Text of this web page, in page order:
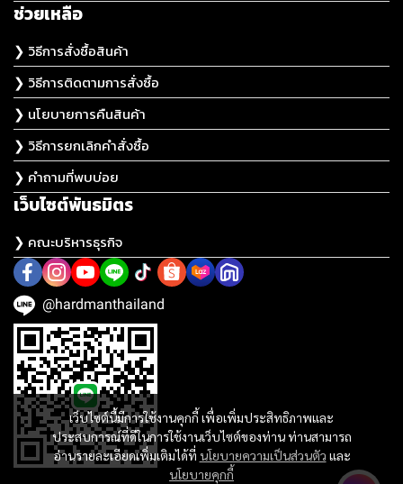
เว็บไซต์นี้มีการใช้งานคุกกี้ เพื่อเพิ่มประสิทธิภาพและ
ประสบการณ์ที่ดีในการใช้งานเว็บไซต์ของท่าน ท่านสามารถ
อ่านรายละเอียดเพิ่มเติมได้ที่ นโยบายความเป็นส่วนตัว และ
นโยบายคุกกี้
ช่วยเหลือ
❯ วิธีการสั่งซื้อสินค้า
❯ วิธีการติดตามการสั่งซื้อ
❯ นโยบายการคืนสินค้า
❯ วิธีการยกเลิกคำสั่งซื้อ
❯ คำถามที่พบบ่อย
เว็บไซต์พันธมิตร
❯ คณะบริหารธุรกิจ
@hardmanthailand